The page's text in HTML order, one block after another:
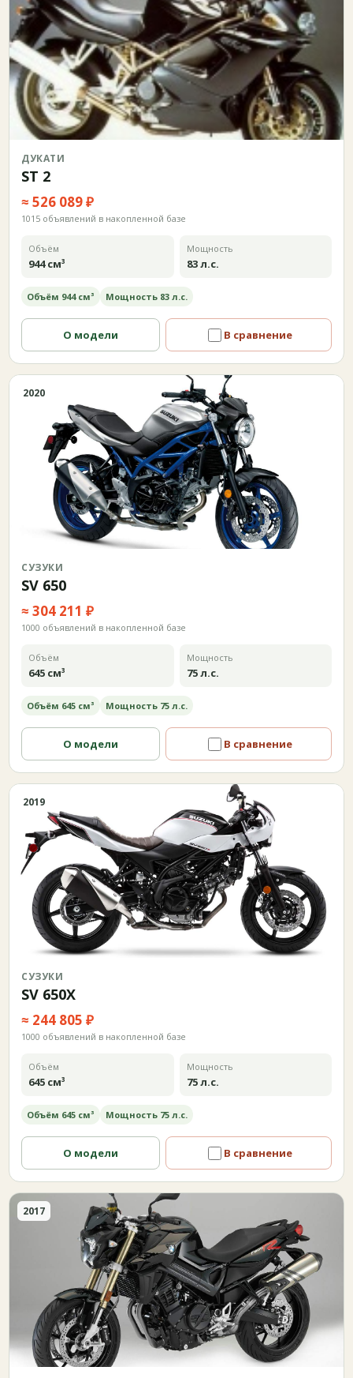
ДУКАТИ
ST 2
≈ 526 089 ₽
1015 объявлений в накопленной базе
Объём
944 см³
Мощность
83 л.с.
Объём 944 см³ Мощность 83 л.с.
О модели В сравнение
2020
СУЗУКИ
SV 650
≈ 304 211 ₽
1000 объявлений в накопленной базе
Объём
645 см³
Мощность
75 л.с.
Объём 645 см³ Мощность 75 л.с.
О модели В сравнение
2019
СУЗУКИ
SV 650X
≈ 244 805 ₽
1000 объявлений в накопленной базе
Объём
645 см³
Мощность
75 л.с.
Объём 645 см³ Мощность 75 л.с.
О модели В сравнение
2017